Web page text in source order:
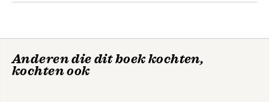
Woorden wisselen Woorden wisselen
Anderen die dit boek kochten,
kochten ook